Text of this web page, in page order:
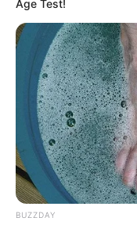
A través de su
lineamientos del
desde hoy habrá
días desde las
Lea También:La
estará suspendida
Age Test!
BUZZDAY